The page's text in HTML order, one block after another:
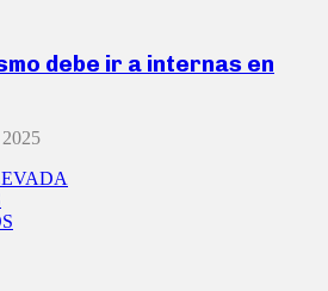
debe ir a internas en